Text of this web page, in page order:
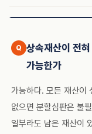
상속재산이 전
가능한가
가능하다. 모든 재산이
없으면 분할심판은 불
일부라도 남은 재산이